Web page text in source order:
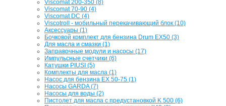
Viscomat 200-350 (8)
Viscomat 70-90 (4)
Viscomat DC (4)
Viscotroll - мобильный перекачивающий блок (10)
Аксессуары (1)
Бочковой комплект для бензина Drum EX50 (3)
Для масла и смазки (1)
Заправочные модули и насосы (17)
Импульсные счетчики (6)
Катушки PIUSI (5)
Комплекты для масла (1)
Насос для бензина EX 50-75 (1)
Насосы GARDA (7)
Насосы для воды (2)
Пистолет для масла с предустановкой K 500 (6)